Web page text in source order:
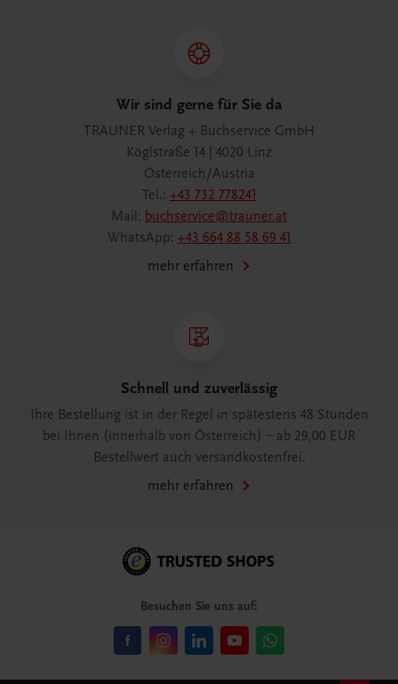
Wir sind gerne für Sie da
TRAUNER Verlag + Buchservice GmbH
Köglstraße 14 | 4020 Linz
Österreich/Austria
Tel.: +43 732 778241
Mail: buchservice@trauner.at
WhatsApp: +43 664 88 58 69 41
mehr erfahren
Schnell und zuverlässig
Ihre Bestellung ist in der Regel in spätestens 48 Stunden
bei Ihnen (innerhalb von Österreich) – ab 29,00 EUR
Bestellwert auch versandkostenfrei.
mehr erfahren
Besuchen Sie uns auf: